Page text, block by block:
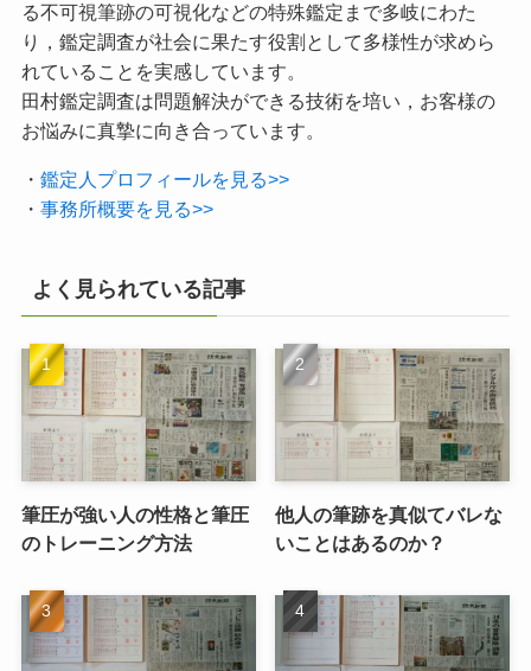
る不可視筆跡の可視化などの特殊鑑定まで多岐にわた
り，鑑定調査が社会に果たす役割として多様性が求めら
れていることを実感しています。
田村鑑定調査は問題解決ができる技術を培い，お客様の
お悩みに真摯に向き合っています。
・ 鑑定人プロフィールを見る>>
・ 事務所概要を見る>>
よく見られている記事
筆圧が強い人の性格と筆圧
のトレーニング方法
他人の筆跡を真似てバレな
いことはあるのか？